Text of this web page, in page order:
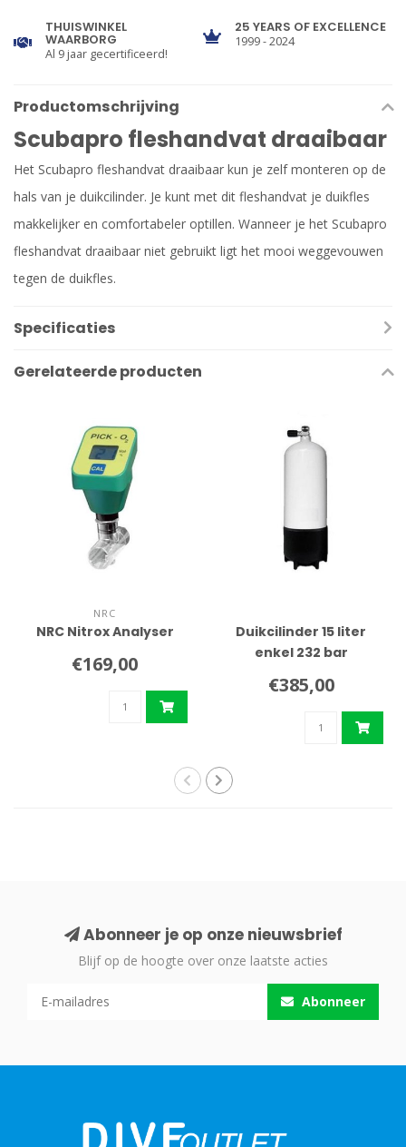
THUISWINKEL
WAARBORG
Al 9 jaar gecertificeerd!
25 YEARS OF EXCELLENCE
1999 - 2024
Productomschrijving
Scubapro fleshandvat draaibaar
Het Scubapro fleshandvat draaibaar kun je zelf monteren op de
hals van je duikcilinder. Je kunt met dit fleshandvat je duikfles
makkelijker en comfortabeler optillen. Wanneer je het Scubapro
fleshandvat draaibaar niet gebruikt ligt het mooi weggevouwen
tegen de duikfles.
Specificaties
Gerelateerde producten
NRC
NRC Nitrox Analyser
€169,00
Duikcilinder 15 liter
enkel 232 bar
€385,00
Abonneer je op onze nieuwsbrief
Blijf op de hoogte over onze laatste acties
Abonneer